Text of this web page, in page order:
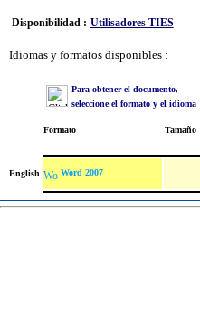
Disponibilidad : Utilisadores TIES
Idiomas y formatos disponibles :
Para obtener el documento,
seleccione el formato y el idioma
Formato Tamaño
English Word 2007